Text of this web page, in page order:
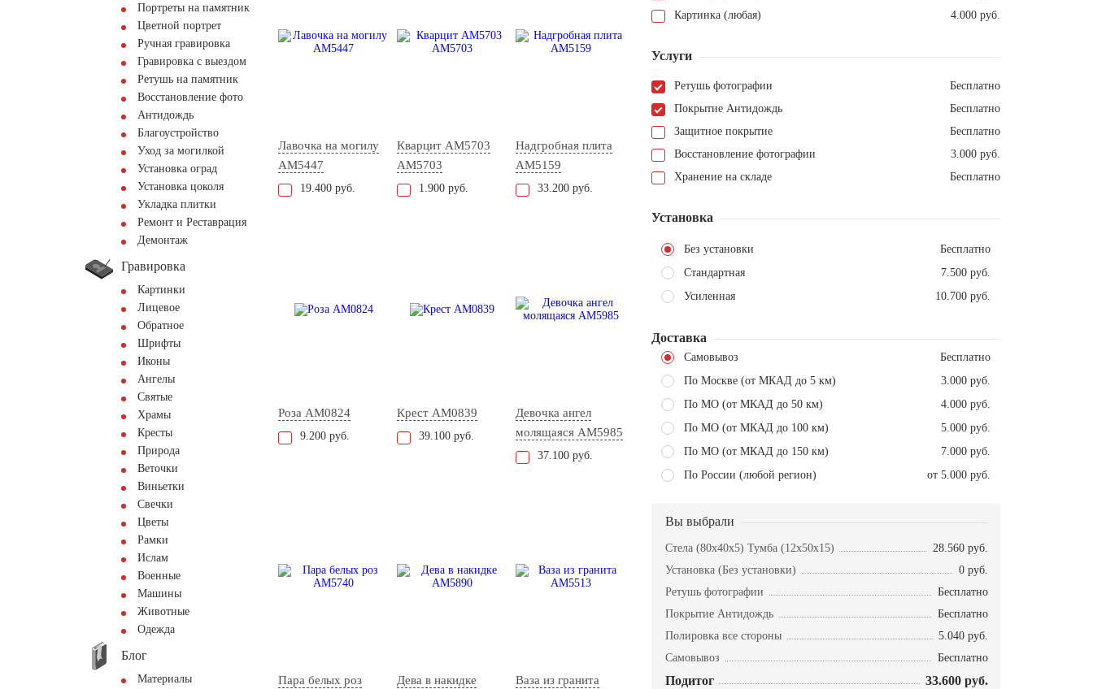
Портреты на памятник
Цветной портрет
Ручная гравировка
Гравировка с выездом
Ретушь на памятник
Восстановление фото
Антидождь
Благоустройство
Уход за могилкой
Установка оград
Установка цоколя
Укладка плитки
Ремонт и Реставрация
Демонтаж
Гравировка
Картинки
Лицевое
Обратное
Шрифты
Иконы
Ангелы
Святые
Храмы
Кресты
Природа
Веточки
Виньетки
Свечки
Цветы
Рамки
Ислам
Военные
Машины
Животные
Одежда
Блог
Материалы
Лавочка на могилу
AM5447
19.400 руб.
Кварцит АМ5703
AM5703
1.900 руб.
Надгробная плита
AM5159
33.200 руб.
Роза AM0824
9.200 руб.
Крест AM0839
39.100 руб.
Девочка ангел
молящаяся AM5985
37.100 руб.
Пара белых роз
Дева в накидке
Ваза из гранита
Картинка (любая)
4.000 руб.
Услуги
Ретушь фотографии
Бесплатно
Покрытие Антидождь
Бесплатно
Защитное покрытие
Бесплатно
Восстановление фотографии
3.000 руб.
Хранение на складе
Бесплатно
Установка
Без установки
Бесплатно
Стандартная
7.500 руб.
Усиленная
10.700 руб.
Доставка
Самовывоз
Бесплатно
По Москве (от МКАД до 5 км)
3.000 руб.
По МО (от МКАД до 50 км)
4.000 руб.
По МО (от МКАД до 100 км)
5.000 руб.
По МО (от МКАД до 150 км)
7.000 руб.
По России (любой регион)
от 5.000 руб.
Вы выбрали
Стела (80x40x5) Тумба (12x50x15)
28.560 руб.
Установка (Без установки)
0 руб.
Ретушь фотографии
Бесплатно
Покрытие Антидождь
Бесплатно
Полировка все стороны
5.040 руб.
Самовывоз
Бесплатно
Подитог 33.600 руб.